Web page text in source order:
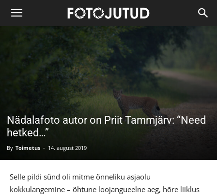
Nädalafoto autor on Priit Tammjärv: “Need
hetked…”
By Toimetus - 14. august 2019
Selle pildi sünd oli mitme õnneliku asjaolu
kokkulangemine – õhtune loojangueelne aeg, hõre liiklus